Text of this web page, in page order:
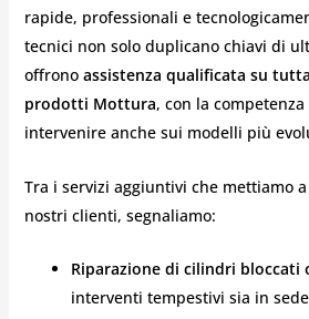
rapide, professionali e
tecnici non solo duplicano chiavi di
offrono assistenza qualificata su
prodotti Mottura, con la
intervenire anche sui modelli più
Tra i servizi aggiuntivi che mettiamo
nostri clienti, segnaliamo:
Riparazione di cilindri bloccati
interventi tempestivi sia in